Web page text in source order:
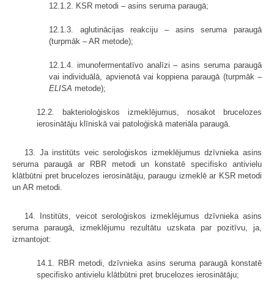
12.1.2. KSR metodi – asins seruma paraugā;
12.1.3. aglutinācijas reakciju – asins seruma paraugā
(turpmāk – AR metode);
12.1.4. imunofermentatīvo analīzi – asins seruma paraugā
vai individuālā, apvienotā vai koppiena paraugā (turpmāk –
ELISA metode);
12.2. bakterioloģiskos izmeklējumus, nosakot brucelozes
ierosinātāju klīniskā vai patoloģiskā materiāla paraugā.
13. Ja institūts veic seroloģiskos izmeklējumus dzīvnieka asins
seruma paraugā ar RBR metodi un konstatē specifisko antivielu
klātbūtni pret brucelozes ierosinātāju, paraugu izmeklē ar KSR metodi
un AR metodi.
14. Institūts, veicot seroloģiskos izmeklējumus dzīvnieka asins
seruma paraugā, izmeklējumu rezultātu uzskata par pozitīvu, ja,
izmantojot:
14.1. RBR metodi, dzīvnieka asins seruma paraugā konstatē
specifisko antivielu klātbūtni pret brucelozes ierosinātāju;